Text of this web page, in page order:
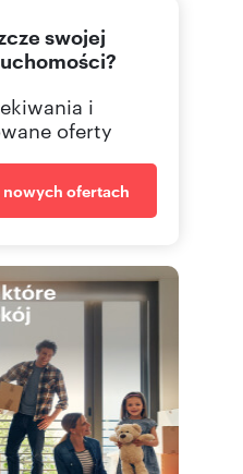
swojej
i
oferty
nowych ofertach